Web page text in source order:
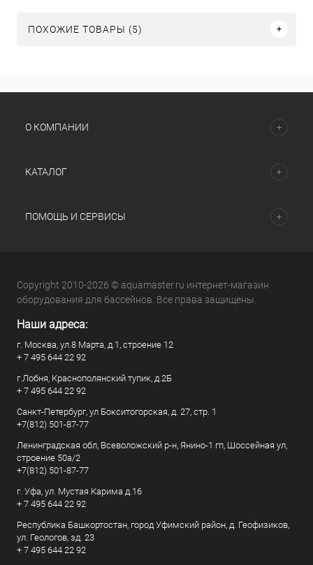
ПОХОЖИЕ ТОВАРЫ (5)
О КОМПАНИИ
КАТАЛОГ
ПОМОЩЬ И СЕРВИСЫ
Copyright 2010-2026 © aquamaster.ru интернет-магазин
оборудования для бассейнов. Все права защищены.
Наши адреса:
г. Москва, ул.8 Марта, д.1, строение 12
+ 7 495 644 22 92
г.Лобня, Краснополянский тупик, д.2Б
+ 7 495 644 22 92
Санкт-Петербург, ул Бокситогорская, д. 27, стр. 1
+7(812) 501-87-77
Ленинградская обл, Всеволожский р-н, Янино-1 гп, Шоссейная ул,
строение 50а/2
+7(812) 501-87-77
г. Уфа, ул. Мустая Карима д.16
+ 7 495 644 22 92
Республика Башкортостан, город Уфимский район, д. Геофизиков,
ул. Геологов, зд. 23
+ 7 495 644 22 92